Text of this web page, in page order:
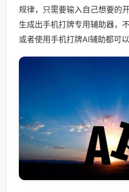
规律，只需要输入自己想要的
生成出手机打牌专用辅助器，
或者使用手机打牌AI辅助都可以